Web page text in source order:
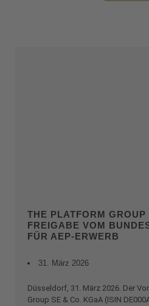
THE PLATFORM GROUP
FREIGABE VOM
FÜR AEP-ERWERB
31. März 2026
Düsseldorf, 31. März 2026. Der
Group SE & Co. KGaA (ISIN